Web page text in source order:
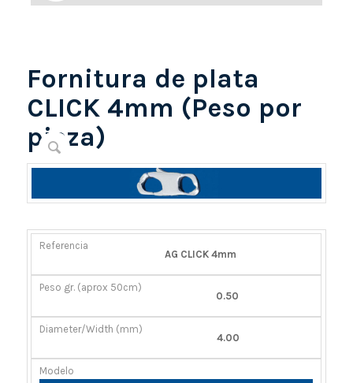
Fornitura de plata
CLICK 4mm (Peso por
pieza)
REFERENCIA
(APROX
DIÁMETRO/ANCHO
AG CLICK 4mm
0.50
4.00